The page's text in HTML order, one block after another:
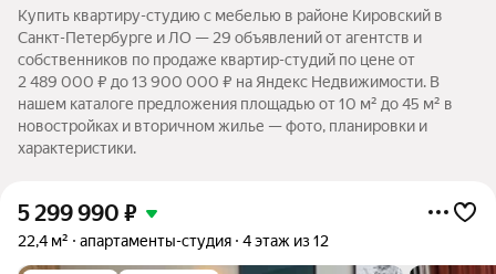
Купить квартиру-студию с мебелью в районе Кировский в
Санкт-Петербурге и ЛО — 29 объявлений от агентств и
собственников по продаже квартир-студий по цене от
2 489 000 ₽ до 13 900 000 ₽ на Яндекс Недвижимости. В
нашем каталоге предложения площадью от 10 м² до 45 м² в
новостройках и вторичном жилье — фото, планировки и
характеристики.
5 299 990 ₽
22,4 м² апартаменты-студия 4 этаж из 12